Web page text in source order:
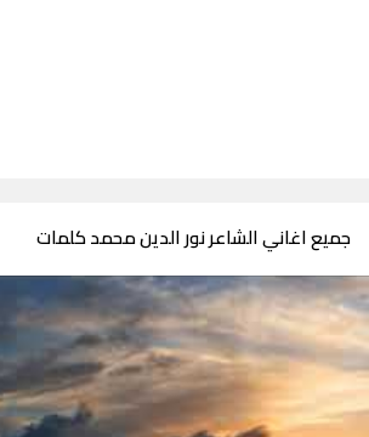
جميع اغاني الشاعر نور الدين محمد كلمات